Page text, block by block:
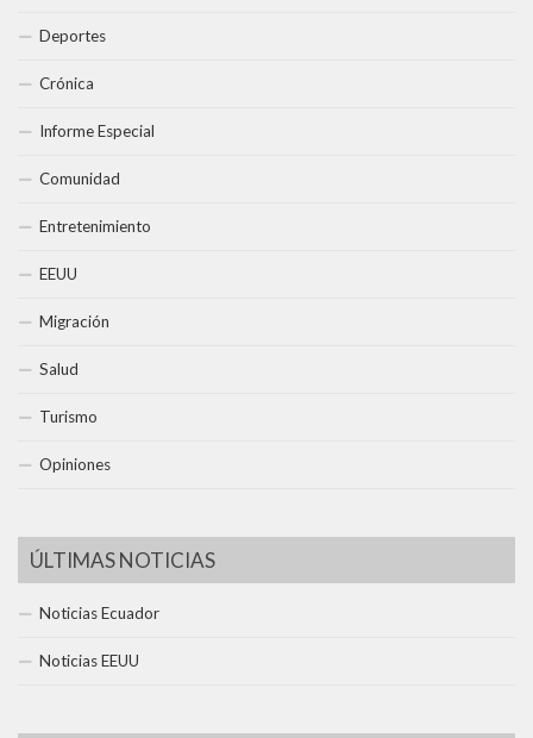
Deportes
Crónica
Informe Especial
Comunidad
Entretenimiento
EEUU
Migración
Salud
Turismo
Opiniones
ÚLTIMAS NOTICIAS
Noticias Ecuador
Noticias EEUU